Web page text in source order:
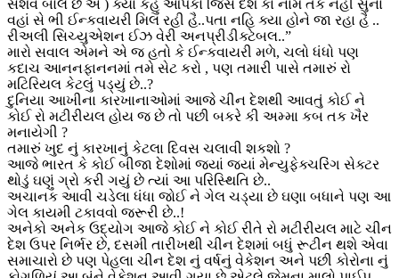
સેશવ બોલે છે એ ) ક્યા કહું આપકો જિસ દેશ કા નામ તક નહી સુના
વહાં સે ભી ઈન્કવાયરી મિલ રહી હૈ..પતા નહિ ક્યા હોને જા રહા હૈ ..
રીઅલી સિચ્યુએશન ઈઝ વેરી અનપ્રીડીક્ટેબલ..”
મારો સવાલ એમને એ જ હતો કે ઈન્કવાયરી મળે, ચલો ધંધો પણ
કદાચ આનનફાનનમાં તમે સેટ કરો , પણ તમારી પાસે તમારું રો
મટિરિયલ કેટલું પડ્યું છે..?
દુનિયા આખીના કારખાનાઓમાં આજે ચીન દેશથી આવતું કોઈ ને
કોઈ રો મટીરીયલ હોય જ છે તો પછી બકરે કી અમ્મા કબ તક ખૈર
મનાયેગી ?
તમારું ખુદ નું કારખાનું કેટલા દિવસ ચલાવી શકશો ?
આજે ભારત કે કોઈ બીજા દેશોમાં જ્યાં જ્યાં મેન્યુફેક્ચરિંગ સેક્ટર
થોડું ઘણું ગ્રો કરી ગયું છે ત્યાં આ પરિસ્થિતિ છે..
અચાનક આવી ચડેલા ધંધા જોઈ ને ગેલ ચડ્યા છે ઘણા બધાને પણ આ
ગેલ કાયમી ટકાવવો જરૂરી છે..!
અનેકો અનેક ઉદ્યોગ આજે કોઈ ને કોઈ રીતે રો મટીરીયલ માટે ચીન
દેશ ઉપર નિર્ભર છે, દસમી તારીખથી ચીન દેશમાં બધું રૂટીન થશે એવા
સમાચારો છે પણ પેહલા ચીન દેશ નું વર્ષનું વેકેશન અને પછી કોરોના નું